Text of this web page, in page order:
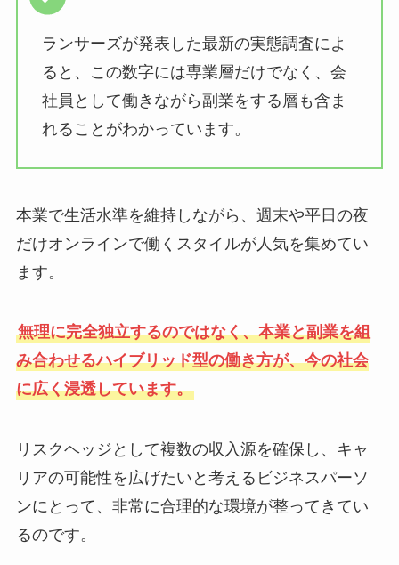
ランサーズが発表した最新の実態調査によ
ると、この数字には専業層だけでなく、会
社員として働きながら副業をする層も含ま
れることがわかっています。
本業で生活水準を維持しながら、週末や平日の夜
だけオンラインで働くスタイルが人気を集めてい
ます。
無理に完全独立するのではなく、本業と副業を組
み合わせるハイブリッド型の働き方が、今の社会
に広く浸透しています。
リスクヘッジとして複数の収入源を確保し、キャ
リアの可能性を広げたいと考えるビジネスパーソ
ンにとって、非常に合理的な環境が整ってきてい
るのです。